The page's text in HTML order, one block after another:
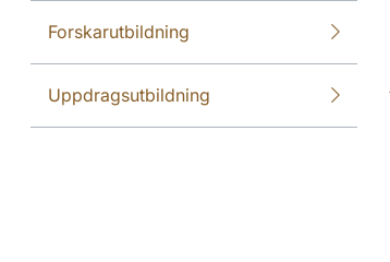
Forskarutbildning
Uppdragsutbildning